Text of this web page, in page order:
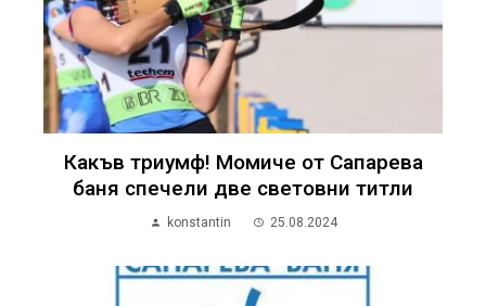
Какъв триумф! Момиче от Сапарева
баня спечели две световни титли
konstantin 25.08.2024